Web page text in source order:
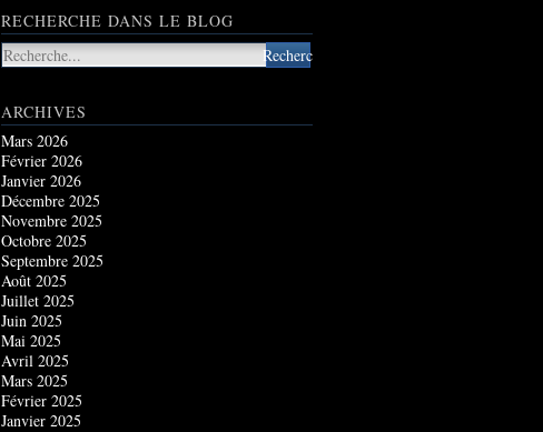
RECHERCHE DANS LE BLOG
ARCHIVES
Mars 2026
Février 2026
Janvier 2026
Décembre 2025
Novembre 2025
Octobre 2025
Septembre 2025
Août 2025
Juillet 2025
Juin 2025
Mai 2025
Avril 2025
Mars 2025
Février 2025
Janvier 2025